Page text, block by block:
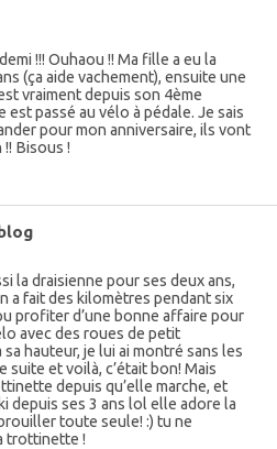
!!! Ouhaou !! Ma fille a eu la
(ça aide vachement), ensuite une
vraiment depuis son 4ème
est passé au vélo à pédale. Je sais
pour mon anniversaire, ils vont
Bisous !
la draisienne pour ses deux ans,
a fait des kilomètres pendant six
profiter d’une bonne affaire pour
avec des roues de petit
hauteur, je lui ai montré sans les
et voilà, c’était bon! Mais
depuis qu’elle marche, et
depuis ses 3 ans lol elle adore la
toute seule! :) tu ne
trottinette !